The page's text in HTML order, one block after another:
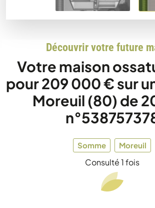
Découvrir votre future
Votre maison
pour 209 000 € sur
Moreuil (80) de
Somme Moreuil
Consulté 1 fois